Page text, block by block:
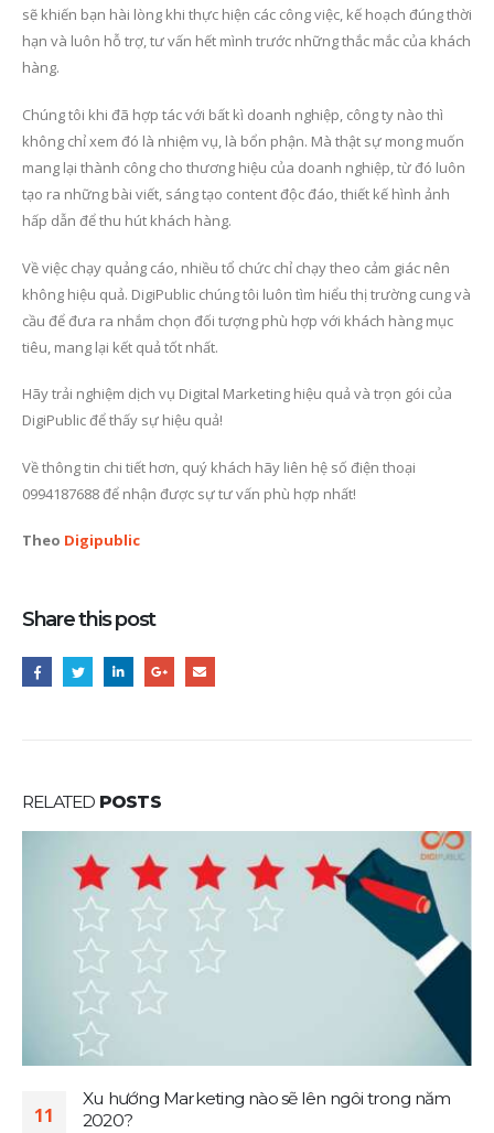
sẽ khiến bạn hài lòng khi thực hiện các công việc, kế hoạch đúng thời
hạn và luôn hỗ trợ, tư vấn hết mình trước những thắc mắc của khách
hàng.
Chúng tôi khi đã hợp tác với bất kì doanh nghiệp, công ty nào thì
không chỉ xem đó là nhiệm vụ, là bổn phận. Mà thật sự mong muốn
mang lại thành công cho thương hiệu của doanh nghiệp, từ đó luôn
tạo ra những bài viết, sáng tạo content độc đáo, thiết kế hình ảnh
hấp dẫn để thu hút khách hàng.
Về việc chạy quảng cáo, nhiều tổ chức chỉ chạy theo cảm giác nên
không hiệu quả. DigiPublic chúng tôi luôn tìm hiểu thị trường cung và
cầu để đưa ra nhắm chọn đối tượng phù hợp với khách hàng mục
tiêu, mang lại kết quả tốt nhất.
Hãy trải nghiệm dịch vụ Digital Marketing hiệu quả và trọn gói của
DigiPublic để thấy sự hiệu quả!
Về thông tin chi tiết hơn, quý khách hãy liên hệ số điện thoại
0994187688 để nhận được sự tư vấn phù hợp nhất!
Theo Digipublic
Share this post
RELATED POSTS
11
Xu hướng Marketing nào sẽ lên ngôi trong năm
2020?